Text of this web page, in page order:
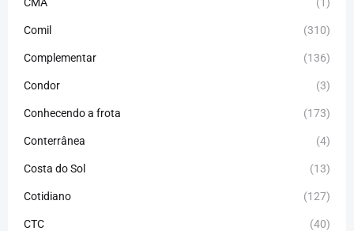
Comil (310)
Complementar (136)
Condor (3)
Conhecendo a frota (173)
Conterrânea (4)
Costa do Sol (13)
Cotidiano (127)
CTC (40)